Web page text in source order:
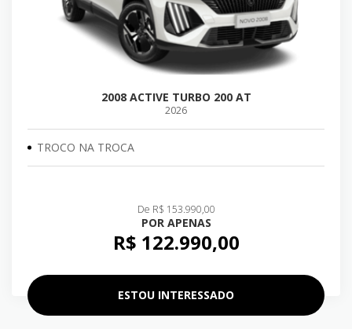
2008 ACTIVE TURBO 200 AT
2026
TROCO NA TROCA
De R$ 153.990,00
POR APENAS
R$ 122.990,00
ESTOU INTERESSADO